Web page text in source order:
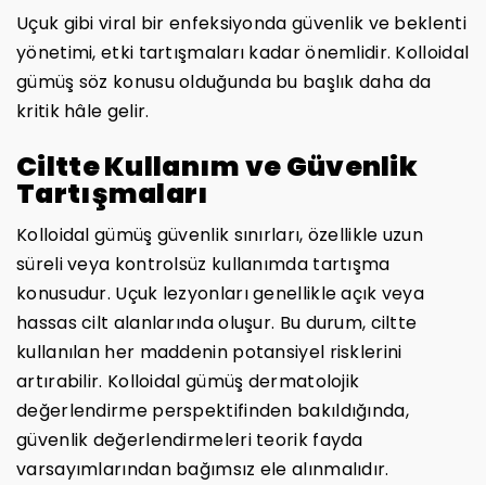
Uçuk gibi viral bir enfeksiyonda güvenlik ve beklenti
yönetimi, etki tartışmaları kadar önemlidir. Kolloidal
gümüş söz konusu olduğunda bu başlık daha da
kritik hâle gelir.
Ciltte Kullanım ve Güvenlik
Tartışmaları
Kolloidal gümüş güvenlik sınırları, özellikle uzun
süreli veya kontrolsüz kullanımda tartışma
konusudur. Uçuk lezyonları genellikle açık veya
hassas cilt alanlarında oluşur. Bu durum, ciltte
kullanılan her maddenin potansiyel risklerini
artırabilir. Kolloidal gümüş dermatolojik
değerlendirme perspektifinden bakıldığında,
güvenlik değerlendirmeleri teorik fayda
varsayımlarından bağımsız ele alınmalıdır.